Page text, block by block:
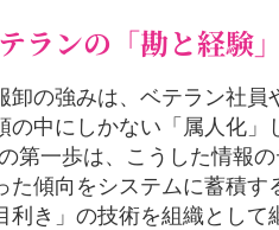
ランの「勘と経験
卸の強みは、ベテラン社
の中にしかない「属人化」
第一歩は、こうした情報
た傾向をシステムに蓄積
利き」の技術を組織とし